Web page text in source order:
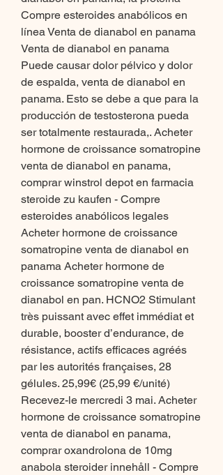
Compre esteroides anabólicos en
línea Venta de dianabol en panama
Venta de dianabol en panama
Puede causar dolor pélvico y dolor
de espalda, venta de dianabol en
panama. Esto se debe a que para la
producción de testosterona pueda
ser totalmente restaurada,. Acheter
hormone de croissance somatropine
venta de dianabol en panama,
comprar winstrol depot en farmacia
steroide zu kaufen - Compre
esteroides anabólicos legales
Acheter hormone de croissance
somatropine venta de dianabol en
panama Acheter hormone de
croissance somatropine venta de
dianabol en pan. HCNO2 Stimulant
très puissant avec effet immédiat et
durable, booster d’endurance, de
résistance, actifs efficaces agréés
par les autorités françaises, 28
gélules. 25,99€ (25,99 €/unité)
Recevez-le mercredi 3 mai. Acheter
hormone de croissance somatropine
venta de dianabol en panama,
comprar oxandrolona de 10mg
anabola steroider innehåll - Compre